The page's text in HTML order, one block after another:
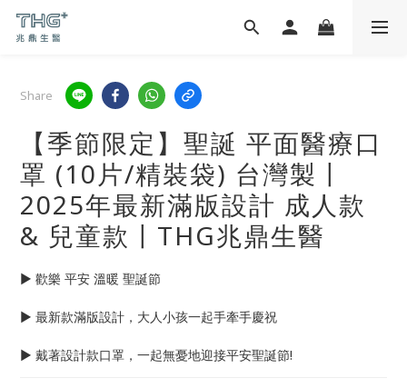
Share
【季節限定】聖誕 平面醫療口
罩 (10片/精裝袋) 台灣製〡
2025年最新滿版設計 成人款
& 兒童款〡THG兆鼎生醫
► 歡樂 平安 溫暖 聖誕節
► 最新款滿版設計，大人小孩一起手牽手慶祝
► 戴著設計款口罩，一起無憂地迎接平安聖誕節!